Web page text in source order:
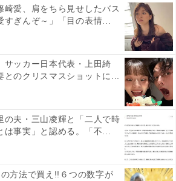
崎愛、肩をちら見せしたバス
すぎんぞ～」「目の表情...
サッカー日本代表・上田綺
とのクリスマスショットに...
の夫・三山凌輝と「二人で時
は事実」と認める。「不...
方法で買え!!６つの数字が